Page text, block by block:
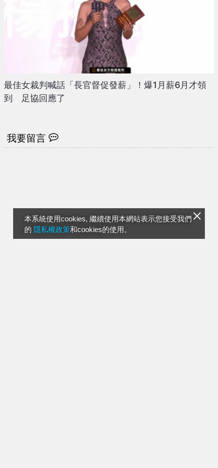
本系統使用cookies, 繼續使用本網站表示您接受我們
的 隱私權政策和cookies的使用。
最佳女裁判喊話「長官督促發薪」！爆1月薪6月才領
到 足協回應了
我要留言